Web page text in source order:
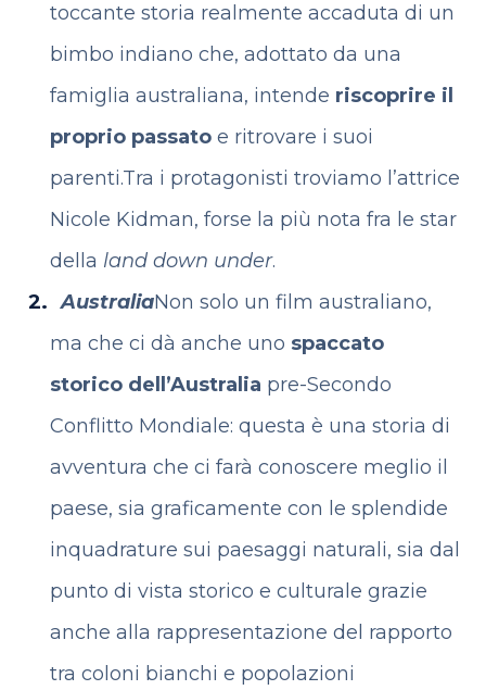
toccante storia realmente accaduta di un
bimbo indiano che, adottato da una
famiglia australiana, intende riscoprire il
proprio passato e ritrovare i suoi
parenti.Tra i protagonisti troviamo l’attrice
Nicole Kidman, forse la più nota fra le star
della land down under.
AustraliaNon solo un film australiano,
ma che ci dà anche uno spaccato
storico dell’Australia pre-Secondo
Conflitto Mondiale: questa è una storia di
avventura che ci farà conoscere meglio il
paese, sia graficamente con le splendide
inquadrature sui paesaggi naturali, sia dal
punto di vista storico e culturale grazie
anche alla rappresentazione del rapporto
tra coloni bianchi e popolazioni